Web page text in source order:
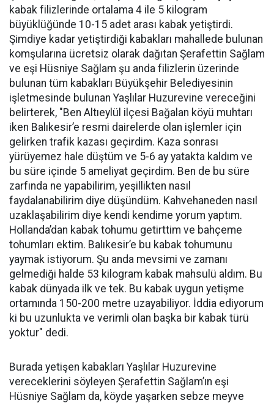
kabak filizlerinde ortalama 4 ile 5 kilogram
büyüklüğünde 10-15 adet arası kabak yetiştirdi.
Şimdiye kadar yetiştirdiği kabakları mahallede bulunan
komşularına ücretsiz olarak dağıtan Şerafettin Sağlam
ve eşi Hüsniye Sağlam şu anda filizlerin üzerinde
bulunan tüm kabakları Büyükşehir Belediyesinin
işletmesinde bulunan Yaşlılar Huzurevine vereceğini
belirterek, "Ben Altıeylül ilçesi Bağalan köyü muhtarı
iken Balıkesir’e resmi dairelerde olan işlemler için
gelirken trafik kazası geçirdim. Kaza sonrası
yürüyemez hale düştüm ve 5-6 ay yatakta kaldım ve
bu süre içinde 5 ameliyat geçirdim. Ben de bu süre
zarfında ne yapabilirim, yeşillikten nasıl
faydalanabilirim diye düşündüm. Kahvehaneden nasıl
uzaklaşabilirim diye kendi kendime yorum yaptım.
Hollanda’dan kabak tohumu getirttim ve bahçeme
tohumları ektim. Balıkesir’e bu kabak tohumunu
yaymak istiyorum. Şu anda mevsimi ve zamanı
gelmediği halde 53 kilogram kabak mahsulü aldım. Bu
kabak dünyada ilk ve tek. Bu kabak uygun yetişme
ortamında 150-200 metre uzayabiliyor. İddia ediyorum
ki bu uzunlukta ve verimli olan başka bir kabak türü
yoktur" dedi.
Burada yetişen kabakları Yaşlılar Huzurevine
vereceklerini söyleyen Şerafettin Sağlam’ın eşi
Hüsniye Sağlam da, köyde yaşarken sebze meyve